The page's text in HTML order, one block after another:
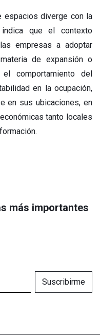
espacios diverge con la
que el contexto
empresas a adoptar
de expansión o
comportamiento del
en la ocupación,
en sus ubicaciones, en
tanto locales
más importantes
Suscribirme